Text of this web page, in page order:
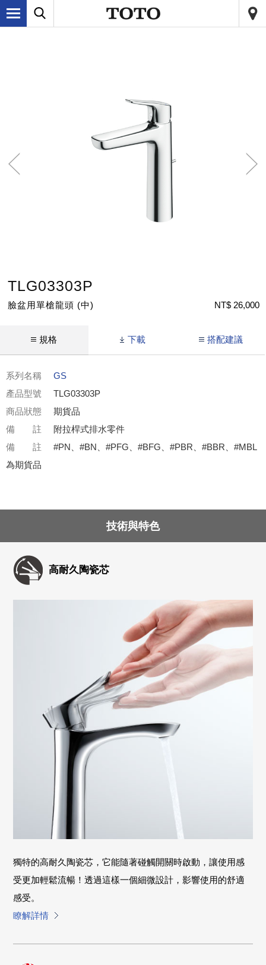
TLG03303P
臉盆用單槍龍頭 (中) NT$ 26,000
規格 下載 搭配建議
系列名稱
GS
產品型號
TLG03303P
商品狀態
期貨品
備 註
附拉桿式排水零件
備 註
#PN、#BN、#PFG、#BFG、#PBR、#BBR、#MBL
為期貨品
技術與特色
高耐久陶瓷芯
獨特的高耐久陶瓷芯，它能隨著碰觸開關時啟動，讓使用感
受更加輕鬆流暢！透過這樣一個細微設計，影響使用的舒適
感受。
瞭解詳情